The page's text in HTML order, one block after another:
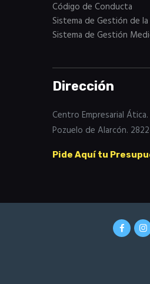
Código de Conducta
Sistema de Gestión de la
Sistema de Gestión
Dirección
Centro Empresarial Ática.
Pozuelo de Alarcón.
Pide Aquí tu